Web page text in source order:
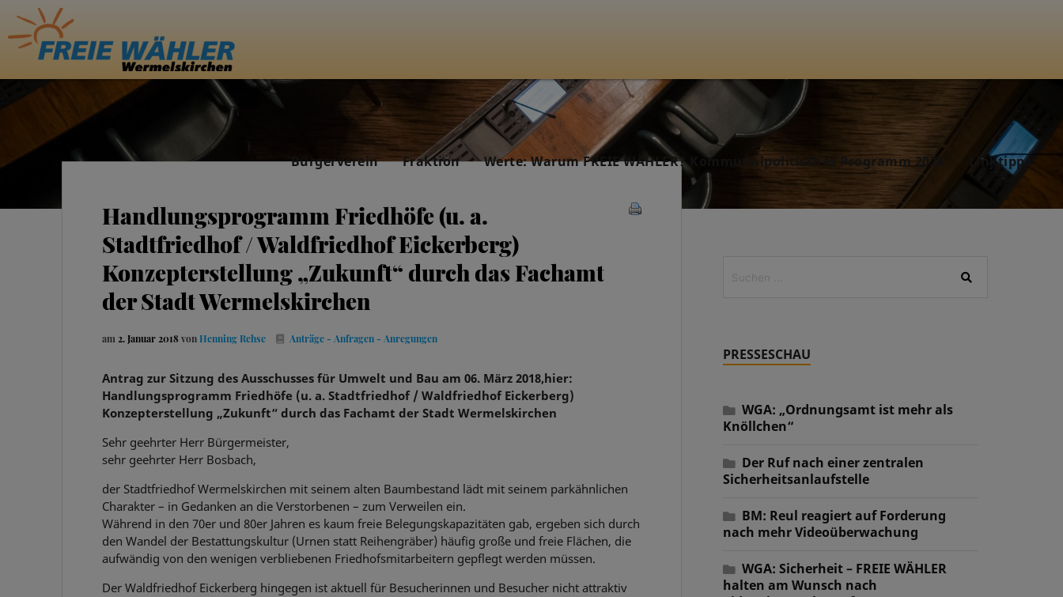
Bürgerverein Fraktion Werte: Warum FREIE WÄHLER? Kommunalpolitisches Programm 2025 Linktipps
Handlungsprogramm Friedhöfe (u. a.
Stadtfriedhof / Waldfriedhof Eickerberg)
Konzepterstellung „Zukunft“ durch das Fachamt
der Stadt Wermelskirchen
am 2. Januar 2018von Henning Rehse Anträge - Anfragen - Anregungen
Antrag zur Sitzung des Ausschusses für Umwelt und Bau am 06. März 2018,hier:
Handlungsprogramm Friedhöfe (u. a. Stadtfriedhof / Waldfriedhof Eickerberg)
Konzepterstellung „Zukunft“ durch das Fachamt der Stadt Wermelskirchen
Sehr geehrter Herr Bürgermeister,
sehr geehrter Herr Bosbach,
der Stadtfriedhof Wermelskirchen mit seinem alten Baumbestand lädt mit seinem parkähnlichen
Charakter – in Gedanken an die Verstorbenen – zum Verweilen ein.
Während in den 70er und 80er Jahren es kaum freie Belegungskapazitäten gab, ergeben sich durch
den Wandel der Bestattungskultur (Urnen statt Reihengräber) häufig große und freie Flächen, die
aufwändig von den wenigen verbliebenen Friedhofsmitarbeitern gepflegt werden müssen.
Der Waldfriedhof Eickerberg hingegen ist aktuell für Besucherinnen und Besucher nicht attraktiv
PRESSESCHAU
WGA: „Ordnungsamt ist mehr als
Knöllchen“
Der Ruf nach einer zentralen
Sicherheitsanlaufstelle
BM: Reul reagiert auf Forderung
nach mehr Videoüberwachung
WGA: Sicherheit – FREIE WÄHLER
halten am Wunsch nach